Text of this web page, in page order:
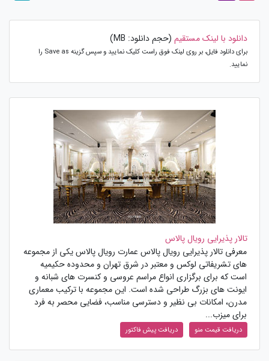
دانلود با لینک مستقیم (حجم دانلود: MB)
برای دانلود فایل، بر روی لینک فوق راست کلیک نمایید و سپس گزینه Save as را
نمایید.
تالار پذیرایی رویال پالاس
معرفی تالار پذیرایی رویال پالاس عمارت رویال پالاس یکی از مجموعه
های تشریفاتی لوکس و معتبر در شرق تهران و محدوده حکیمیه
است که برای برگزاری انواع مراسم عروسی و کنسرت های شبانه و
ایونت های بزرگ طراحی شده است. این مجموعه با ترکیب معماری
مدرن، امکانات بی نظیر و دسترسی مناسب، فضایی محصر به فرد
برای میزب...
دریافت قیمت منو دریافت پیش فاکتور